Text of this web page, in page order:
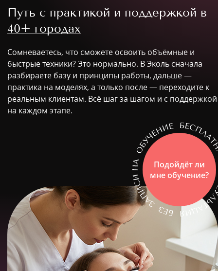
Путь с практикой и поддержкой в
40+ городах
Сомневаетесь, что сможете освоить объёмные и
быстрые техники? Это нормально. В Эколь сначала
разбираете базу и принципы работы, дальше —
практика на моделях, а только после — переходите к
реальным клиентам. Всё шаг за шагом и с поддержкой
на каждом этапе.
Подойдёт ли
мне обучение?